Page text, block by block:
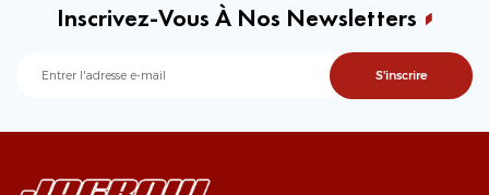
Inscrivez-Vous À Nos Newsletters